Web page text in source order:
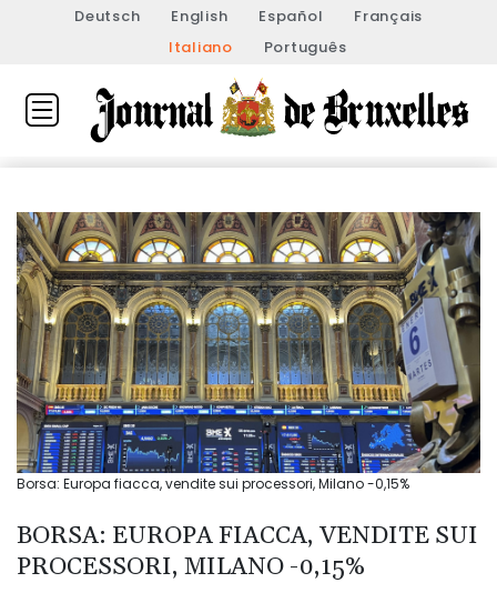
Deutsch English Español
Français
Italiano
Português
Borsa: Europa fiacca, vendite sui processori, Milano -0,15%
BORSA: EUROPA FIACCA, VENDITE SUI
PROCESSORI, MILANO -0,15%